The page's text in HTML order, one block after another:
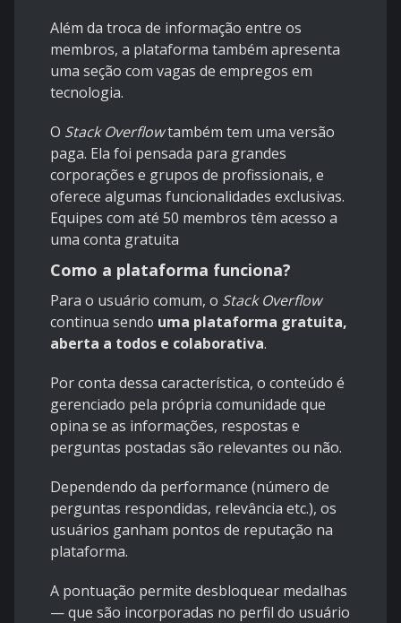
Além da troca de informação entre os
membros, a plataforma também apresenta
uma seção com vagas de empregos em
tecnologia.
O Stack Overflowtambém tem uma versão
paga. Ela foi pensada para grandes
corporações e grupos de profissionais, e
oferece algumas funcionalidades exclusivas.
Equipes com até 50 membros têm acesso a
uma conta gratuita
Como a plataforma funciona?
Para o usuário comum, o Stack Overflow
continua sendo uma plataforma gratuita,
aberta a todos e colaborativa.
Por conta dessa característica, o conteúdo é
gerenciado pela própria comunidade que
opina se as informações, respostas e
perguntas postadas são relevantes ou não.
Dependendo da performance (número de
perguntas respondidas, relevância etc.), os
usuários ganham pontos de reputação na
plataforma.
A pontuação permite desbloquear medalhas
— que são incorporadas no perfil do usuário